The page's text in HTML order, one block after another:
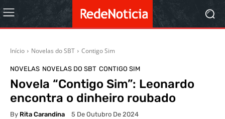
Início Novelas do SBT Contigo Sim
NOVELAS NOVELAS DO SBT CONTIGO SIM
Novela “Contigo Sim”: Leonardo
encontra o dinheiro roubado
By Rita Carandina 5 De Outubro De 2024